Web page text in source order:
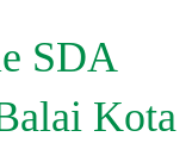
SDA
Kota